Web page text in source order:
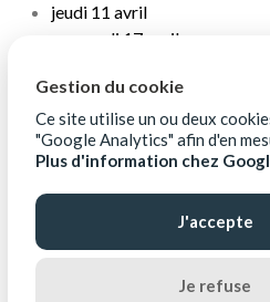
jeudi 11 avril
mercredi 17 avril
mardi 30 avril
Pour s’inscrire :https://
entreprendre-avec-french-tech-
questionsreponses-incubation-
Gestion du cookie
Ce site utilise un ou deux
"Google Analytics" afin d'en
Plus d'information chez
J'accepte
Je refuse